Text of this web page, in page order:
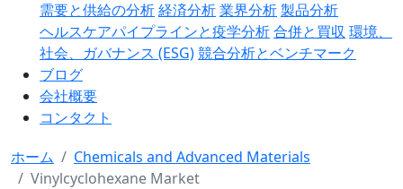
需要と供給の分析経済分析業界分析製品分析
ヘルスケアパイプラインと疫学分析合併と買収 環境、
社会、ガバナンス (ESG)競合分析とベンチマーク
ブログ
会社概要
コンタクト
ホーム
Chemicals and Advanced Materials
Vinylcyclohexane Market